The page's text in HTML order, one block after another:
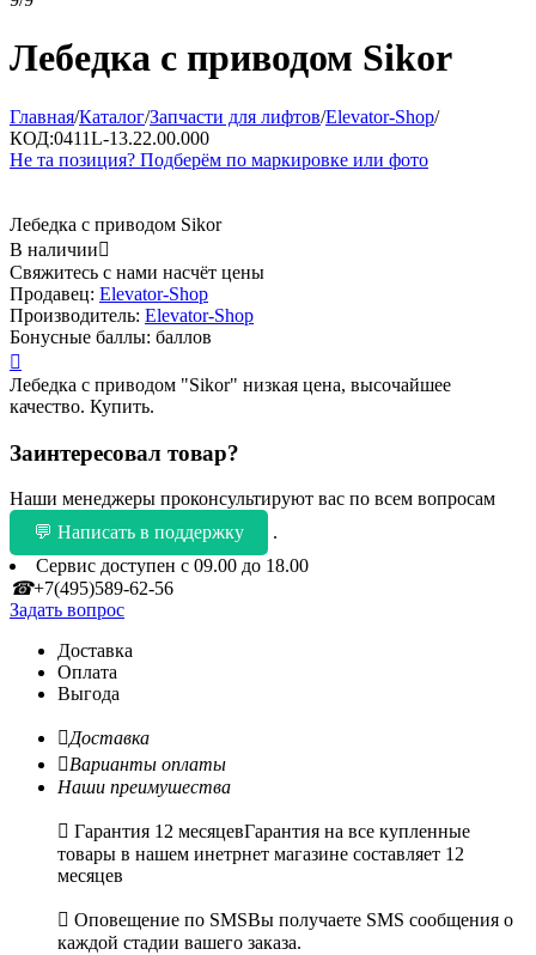
Лебедка с приводом Sikor
Главная/Каталог/Запчасти для лифтов/Elevator-Shop/
КОД:0411L-13.22.00.000
Не та позиция? Подберём по маркировке или фото
Лебедка с приводом Sikor
В наличии
Свяжитесь с нами насчёт цены
Продавец: Elevator-Shop
Производитель: Elevator-Shop
Бонусные баллы: баллов

Лебедка с приводом "Sikor" низкая цена, высочайшее
качество. Купить.
Заинтересовал товар?
Наши менеджеры проконсультируют вас по всем вопросам
💬 Написать в поддержку
.
Сервис доступен с 09.00 до 18.00
☎+7(495)589-62-56
Задать вопрос
Доставка
Оплата
Выгода
Доставка
Варианты оплаты
Наши преимушества
 Гарантия 12 месяцевГарантия на все купленные
товары в нашем инетрнет магазине составляет 12
месяцев
 Оповещение по SMSВы получаете SMS сообщения о
каждой стадии вашего заказа.